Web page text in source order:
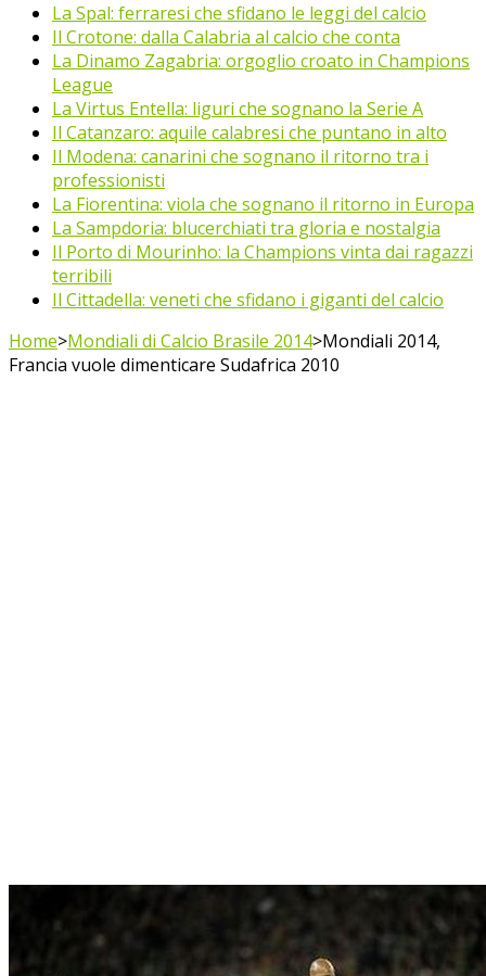
La Spal: ferraresi che sfidano le leggi del calcio
Il Crotone: dalla Calabria al calcio che conta
La Dinamo Zagabria: orgoglio croato in Champions
League
La Virtus Entella: liguri che sognano la Serie A
Il Catanzaro: aquile calabresi che puntano in alto
Il Modena: canarini che sognano il ritorno tra i
professionisti
La Fiorentina: viola che sognano il ritorno in Europa
La Sampdoria: blucerchiati tra gloria e nostalgia
Il Porto di Mourinho: la Champions vinta dai ragazzi
terribili
Il Cittadella: veneti che sfidano i giganti del calcio
Home>Mondiali di Calcio Brasile 2014>Mondiali 2014,
Francia vuole dimenticare Sudafrica 2010